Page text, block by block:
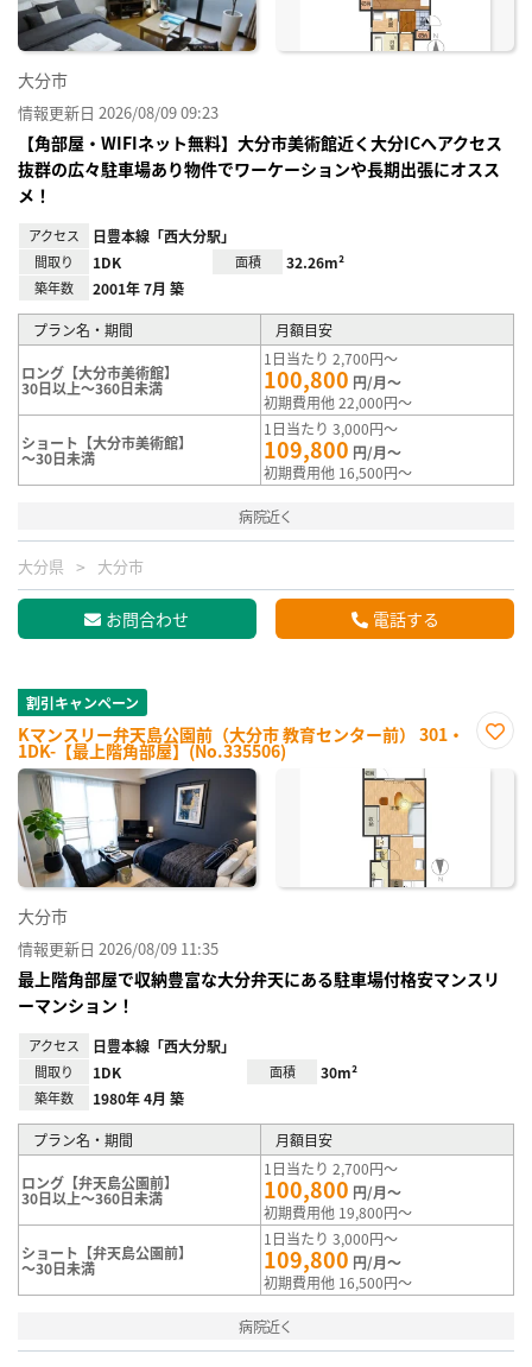
大分市
情報更新日 2026/08/09 09:23
【角部屋・WIFIネット無料】大分市美術館近く大分ICへアクセス
抜群の広々駐車場あり物件でワーケーションや長期出張にオスス
メ！
アクセス 日豊本線「西大分駅」
間取り 1DK 面積 32.26m²
築年数 2001年 7月 築
プラン名・期間 月額目安
ロング【大分市美術館】
30日以上～360日未満
1日当たり 2,700円～
100,800 円/月～
初期費用他 22,000円～
ショート【大分市美術館】
～30日未満
1日当たり 3,000円～
109,800 円/月～
初期費用他 16,500円～
病院近く
大分県 大分市
お問合わせ 電話する
割引キャンペーン
Kマンスリー弁天島公園前（大分市 教育センター前） 301・
1DK-【最上階角部屋】(No.335506)
に入
大分市
情報更新日 2026/08/09 11:35
最上階角部屋で収納豊富な大分弁天にある駐車場付格安マンスリ
ーマンション！
アクセス 日豊本線「西大分駅」
間取り 1DK 面積 30m²
築年数 1980年 4月 築
プラン名・期間 月額目安
ロング【弁天島公園前】
30日以上～360日未満
1日当たり 2,700円～
100,800 円/月～
初期費用他 19,800円～
ショート【弁天島公園前】
～30日未満
1日当たり 3,000円～
109,800 円/月～
初期費用他 16,500円～
病院近く